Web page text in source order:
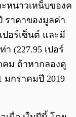
หนาวเหน็บของค
ราคาของมูลค่า
ปอร์เซ็นต์ และมี
(227.95 เปอร์
ม ถ้าหากลองดู
กราคมปี 2019